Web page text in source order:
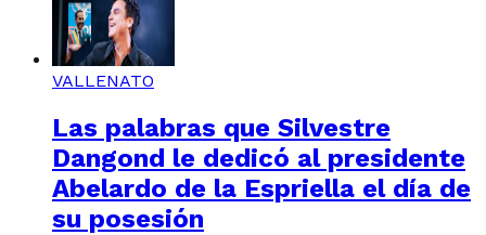
VALLENATO
Las palabras que Silvestre
Dangond le dedicó al presidente
Abelardo de la Espriella el día de
su posesión